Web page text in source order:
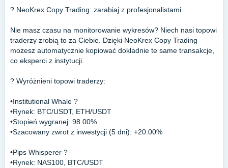
? NeoKrex Copy Trading: zarabiaj z profesjonalistami
Nie masz czasu na monitorowanie wykresów? Niech nasi topowi
traderzy zrobią to za Ciebie. Dzięki NeoKrex Copy Trading
możesz automatycznie kopiować dokładnie te same transakcje,
co eksperci z instytucji.
? Wyróżnieni topowi traderzy:
•Institutional Whale ?
•Rynek: BTC/USDT, ETH/USDT
•Stopień wygranej: 98.00%
•Szacowany zwrot z inwestycji (5 dni): +20.00%
•Pips Whisperer ?
•Rynek: NAS100, BTC/USDT